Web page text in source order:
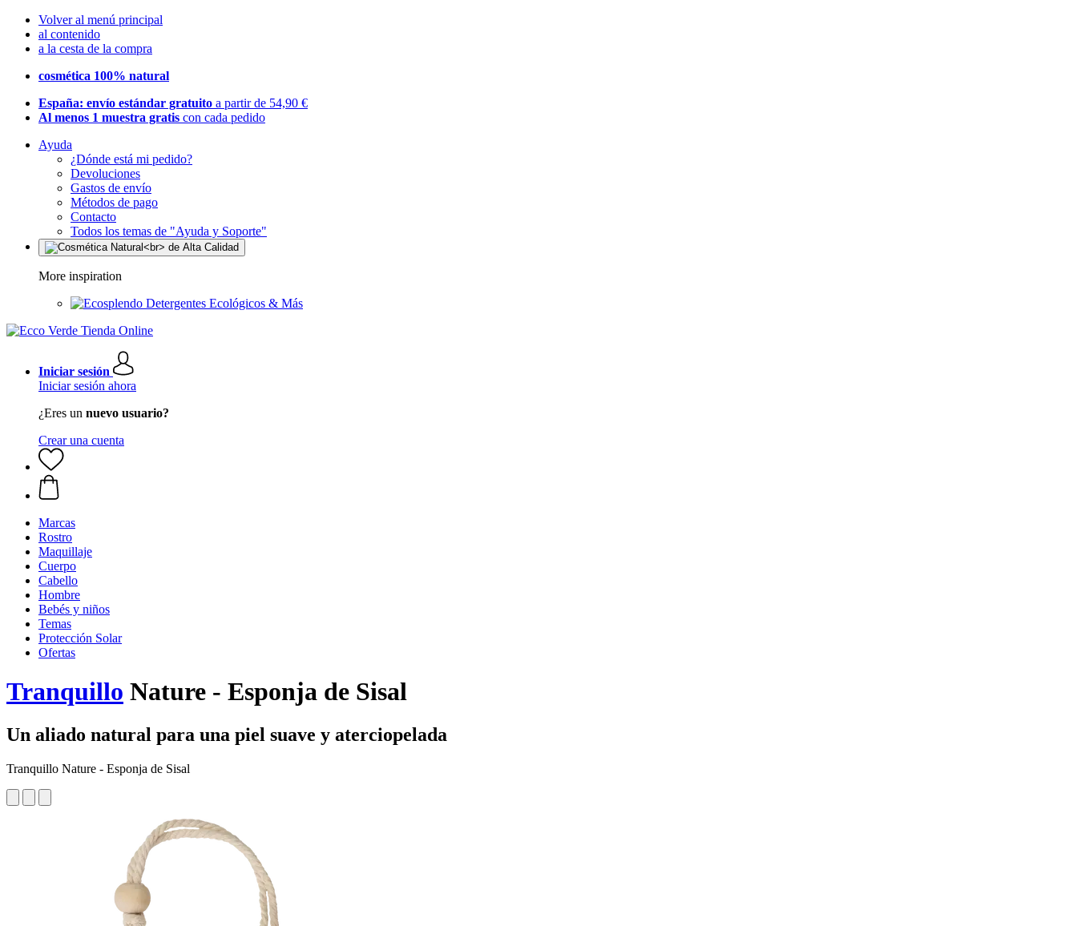
Volver al menú principal
al contenido
a la cesta de la compra
cosmética 100% natural
España: envío estándar gratuito a partir de 54,90 €
Al menos 1 muestra gratis con cada pedido
Ayuda
¿Dónde está mi pedido?
Devoluciones
Gastos de envío
Métodos de pago
Contacto
Todos los temas de "Ayuda y Soporte"
More inspiration
Detergentes Ecológicos & Más
Iniciar sesión
Iniciar sesión ahora
¿Eres un nuevo usuario?
Crear una cuenta
Marcas
Rostro
Maquillaje
Cuerpo
Cabello
Hombre
Bebés y niños
Temas
Protección Solar
Ofertas
Tranquillo Nature - Esponja de Sisal
Un aliado natural para una piel suave y aterciopelada
Tranquillo Nature - Esponja de Sisal